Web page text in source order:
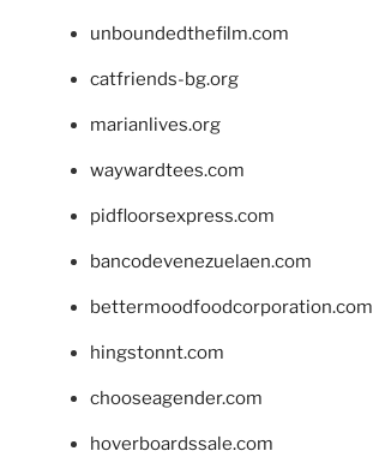
unboundedthefilm.com
catfriends-bg.org
marianlives.org
waywardtees.com
pidfloorsexpress.com
bancodevenezuelaen.com
bettermoodfoodcorporation.com
hingstonnt.com
chooseagender.com
hoverboardssale.com